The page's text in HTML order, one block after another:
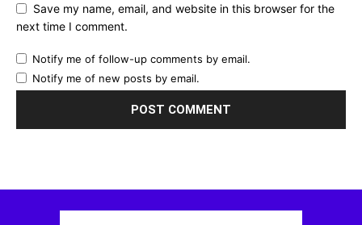
Save my name, email, and website in this browser for the
next time I comment.
Notify me of follow-up comments by email.
Notify me of new posts by email.